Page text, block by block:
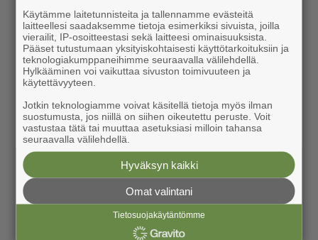
Käytämme laitetunnisteita ja tallennamme evästeitä
laitteellesi saadaksemme tietoja esimerkiksi sivuista, joilla
vierailit, IP-osoitteestasi sekä laitteesi ominaisuuksista.
Pääset tutustumaan yksityiskohtaisesti käyttötarkoituksiin ja
teknologiakumppaneihimme seuraavalla välilehdellä.
Hylkääminen voi vaikuttaa sivuston toimivuuteen ja
käytettävyyteen.
Jotkin teknologiamme voivat käsitellä tietoja myös ilman
suostumusta, jos niillä on siihen oikeutettu peruste. Voit
vastustaa tätä tai muuttaa asetuksiasi milloin tahansa
seuraavalla välilehdellä.
Hyväksyn kaikki
Omat valintani
Tietosuojakäytäntömme